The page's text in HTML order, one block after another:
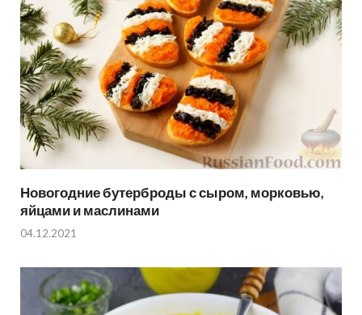
Новогодние бутерброды с сыром, морковью,
яйцами и маслинами
04.12.2021